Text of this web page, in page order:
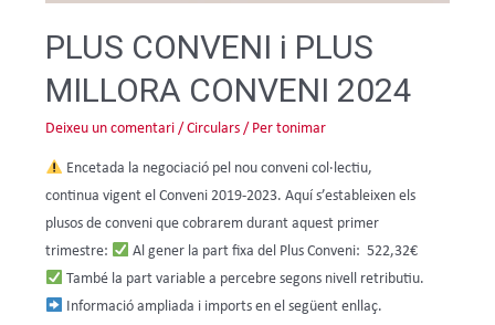
PLUS CONVENI i PLUS
MILLORA CONVENI 2024
Deixeu un comentari /Circulars / Per tonimar
Encetada la negociació pel nou conveni col·lectiu,
continua vigent el Conveni 2019-2023. Aquí s’estableixen els
plusos de conveni que cobrarem durant aquest primer
trimestre:
Al gener la part fixa del Plus Conveni: 522,32€
També la part variable a percebre segons nivell retributiu.
Informació ampliada i imports en el següent enllaç.